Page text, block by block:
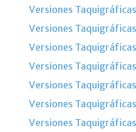
Versiones
Versiones
Versiones
Versiones Taquigráficas
Versiones
Versiones
Versiones